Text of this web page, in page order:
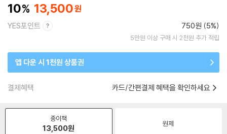
10 13,500
YES포인트 750원 (5%)
5만원 이상 구매 시 2천원 추가 적립
앱 다운 시 1천원 상품권
결제혜택 카드/간편결제 혜택을 확인하세요
종이책
13,500원 원제